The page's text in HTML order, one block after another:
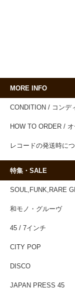
MORE INFO
CONDITION / コンデ
HOW TO ORDER /
レコードの発送時に
特集・SALE
SOUL,FUNK,RARE
和モノ・グルーヴ
45 / 7インチ
CITY POP
DISCO
JAPAN PRESS 45